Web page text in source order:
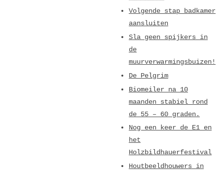
Volgende stap badkamer
aansluiten
Sla geen spijkers in
de
muurverwarmingsbuizen!
De Pelgrim
Biomeiler na 10
maanden stabiel rond
de 55 – 60 graden.
Nog een keer de E1 en
het
Holzbildhauerfestival
Houtbeeldhouwers in